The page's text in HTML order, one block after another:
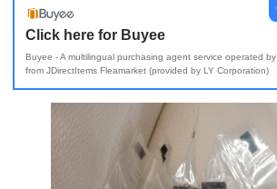
Click here for Buyee
Buyee - A multilingual purchasing agent service operated
from JDirectItems Fleamarket (provided by LY Corporation)